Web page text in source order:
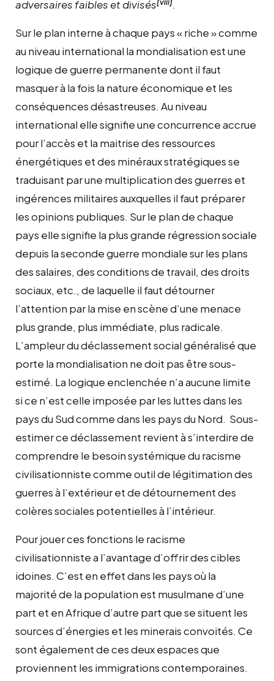
adversaires faibles et divisés
.
Sur le plan interne à chaque pays « riche » comme
au niveau international la mondialisation est une
logique de guerre permanente dont il faut
masquer à la fois la nature économique et les
conséquences désastreuses. Au niveau
international elle signifie une concurrence accrue
pour l’accès et la maitrise des ressources
énergétiques et des minéraux stratégiques se
traduisant par une multiplication des guerres et
ingérences militaires auxquelles il faut préparer
les opinions publiques. Sur le plan de chaque
pays elle signifie la plus grande régression sociale
depuis la seconde guerre mondiale sur les plans
des salaires, des conditions de travail, des droits
sociaux, etc., de laquelle il faut détourner
l’attention par la mise en scène d’une menace
plus grande, plus immédiate, plus radicale.
L’ampleur du déclassement social généralisé que
porte la mondialisation ne doit pas être sous-
estimé. La logique enclenchée n’a aucune limite
si ce n’est celle imposée par les luttes dans les
pays du Sud comme dans les pays du Nord. Sous-
estimer ce déclassement revient à s’interdire de
comprendre le besoin systémique du racisme
civilisationniste comme outil de légitimation des
guerres à l’extérieur et de détournement des
colères sociales potentielles à l’intérieur.
Pour jouer ces fonctions le racisme
civilisationniste a l’avantage d’offrir des cibles
idoines. C’est en effet dans les pays où la
majorité de la population est musulmane d’une
part et en Afrique d’autre part que se situent les
sources d’énergies et les minerais convoités. Ce
sont également de ces deux espaces que
proviennent les immigrations contemporaines.